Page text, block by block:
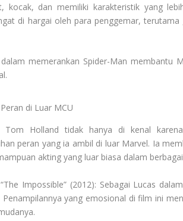
kocak, dan memiliki karakteristik yang
di hargai oleh para penggemar,
dalam memerankan Spider-Man membantu
di Luar MCU
Tom Holland tidak hanya di kenal
peran yang ia ambil di luar Marvel. Ia
akting yang luar biasa dalam
Impossible” (2012): Sebagai Lucas
Penampilannya yang emosional di film ini